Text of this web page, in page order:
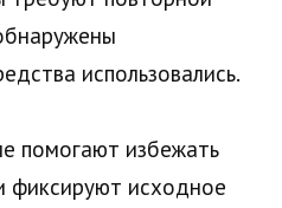
использовались.
помогают избежать
фиксируют исходное